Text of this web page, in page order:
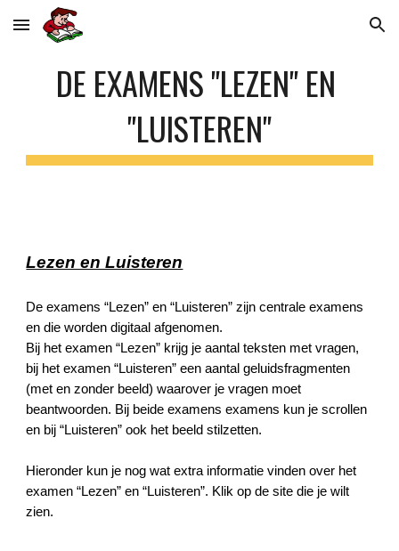
Skip to main content Skip to navigation
DE EXAMENS "LEZEN" EN
"LUISTEREN"
Lezen en Luisteren
De examens “Lezen” en “Luisteren” zijn centrale examens
en die worden digitaal afgenomen.
Bij het examen “Lezen” krijg je aantal teksten met vragen,
bij het examen “Luisteren” een aantal geluidsfragmenten
(met en zonder beeld) waarover je vragen moet
beantwoorden. Bij beide examens examens kun je scrollen
en bij “Luisteren” ook het beeld stilzetten.
Hieronder kun je nog wat extra informatie vinden over het
examen “Lezen” en “Luisteren”. Klik op de site die je wilt
zien.